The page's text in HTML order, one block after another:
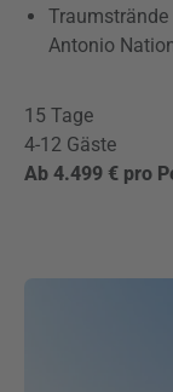
Antonio
15 Tage
4-12 Gäste
Ab 4.499 € pro